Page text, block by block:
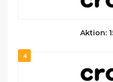
Aktion:
4